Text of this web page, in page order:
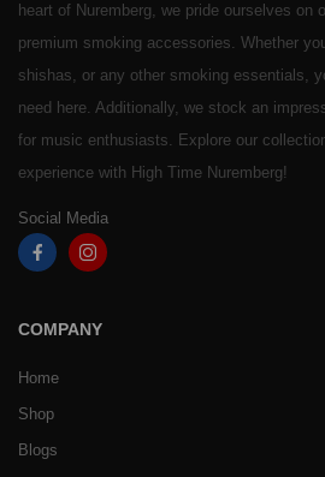
heart of Nuremberg, we pride ourselves on
premium smoking accessories. Whether
shishas, or any other smoking essentials,
need here. Additionally, we stock an
for music enthusiasts. Explore our
experience with High Time Nuremberg!
Social Media
COMPANY
Home
Shop
Blogs